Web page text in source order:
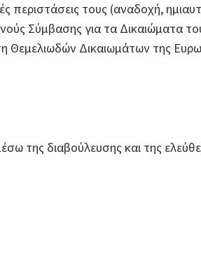
περιστάσεις τους (αναδοχή,
Σύμβασης για τα Δικαιώματα
Δικαιωμάτων της
της διαβούλευσης και της